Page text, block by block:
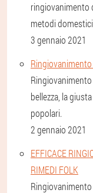
ringiovanimento
metodi
3 gennaio 2021
bellezza, la
popolari.
2 gennaio 2021
EFFICACE
RIMEDI FOLK